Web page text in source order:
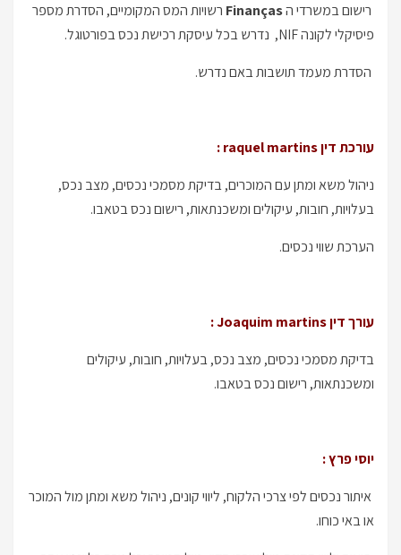
רישום במשרדי הFinanças רשויות המס המקומיים, הסדרת מספר
פיסיקלי לקונה NIF, נדרש בכל עיסקת רכישת נכס בפורטוגל.
הסדרת מעמד תושבות באם נדרש.
עורכת דין raquel martins :
ניהול משא ומתן עם המוכרים, בדיקת מסמכי נכסים, מצב נכס,
בעלויות, חובות, עיקולים ומשכנתאות, רישום נכס בטאבו.
הערכת שווי נכסים.
עורך דין Joaquim martins :
בדיקת מסמכי נכסים, מצב נכס, בעלויות, חובות, עיקולים
ומשכנתאות, רישום נכס בטאבו.
יוסי פרץ :
איתור נכסים לפי צרכי הלקוח, ליווי קונים, ניהול משא ומתן מול המוכר
או באי כוחו.